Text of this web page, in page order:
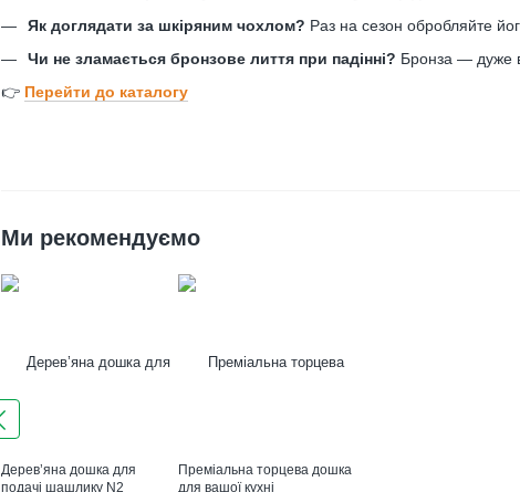
Як доглядати за шкіряним чохлом? Раз на сезон обробляйте
Чи не зламається бронзове лиття при падінні? Бронза — дуже
👉 Перейти до каталогу
Ми рекомендуємо
Дерев’яна дошка для
подачі шашлику N2
Преміальна торцева дошка
для вашої кухні